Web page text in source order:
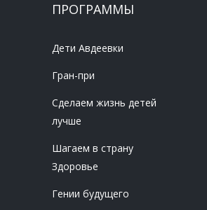
ПРОГРАММЫ
Дети Авдеевки
Гран-при
Сделаем жизнь детей
лучше
Шагаем в страну
Здоровье
Гении будущего